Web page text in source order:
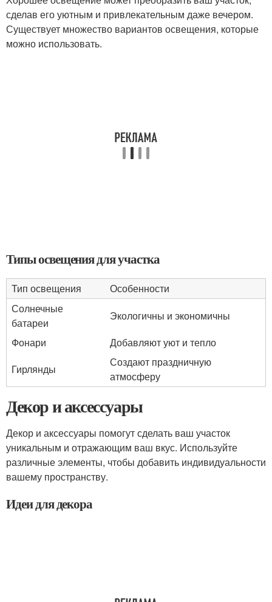
сделав его уютным и привлекательным даже вечером.
Существует множество вариантов освещения, которые
можно использовать.
Типы освещения для участка
Тип освещения
Особенности
Солнечные
батареи
Экологичны и экономичны
Фонари
Добавляют уют и тепло
Гирлянды
Создают праздничную
атмосферу
Декор и аксессуары
Декор и аксессуары помогут сделать ваш участок
уникальным и отражающим ваш вкус. Используйте
различные элементы, чтобы добавить индивидуальности
вашему пространству.
Идеи для декора